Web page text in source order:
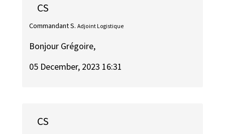
CS
Commandant S. Adjoint Logistique
Bonjour Grégoire,
05 December, 2023 16:31
CS